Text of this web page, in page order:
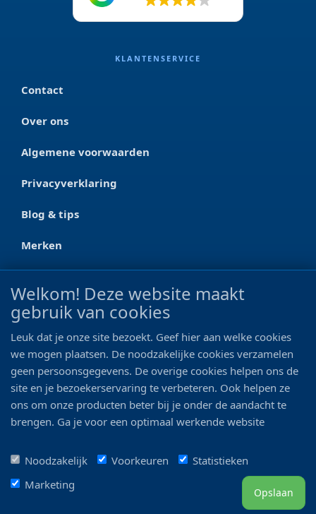
KLANTENSERVICE
Contact
Over ons
Algemene voorwaarden
Privacyverklaring
Blog & tips
Merken
CONTACT
Ootmarsumseweg 125a
0546 - 622 990
06 - 11 19 81 42
info@bo-vis.nl
Welkom! Deze website maakt
gebruik van cookies
Leuk dat je onze site bezoekt. Geef hier aan welke cookies
we mogen plaatsen. De noodzakelijke cookies verzamelen
geen persoonsgegevens. De overige cookies helpen ons de
site en je bezoekerservaring te verbeteren. Ook helpen ze
ons om onze producten beter bij je onder de aandacht te
brengen. Ga je voor een optimaal werkende website
Noodzakelijk
Voorkeuren
Statistieken
Marketing
Opslaan